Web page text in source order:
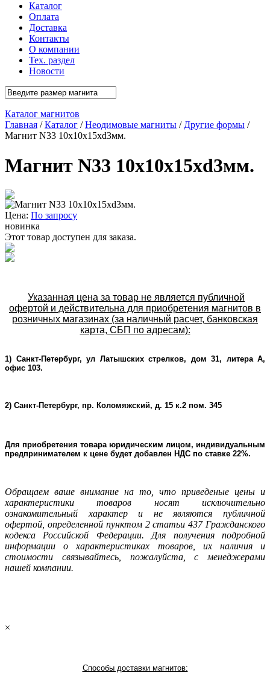
Каталог
Оплата
Доставка
Контакты
О компании
Тех. раздел
Новости
Каталог магнитов
Главная /Каталог /Неодимовые магниты / Другие формы /
Магнит N33 10x10x15xd3мм.
Магнит N33 10x10x15xd3мм.
Цена: По запросу
новинка
Этот товар доступен для заказа.
Указанная цена за товар не является публичной
офертой и действительна для приобретения магнитов в
розничных магазинах (за наличный расчет, банковская
карта, СБП по адресам):
1) Санкт-Петербург, ул Латышских стрелков, дом 31, литера А,
офис 103.
2) Санкт-Петербург, пр. Коломяжский, д. 15 к.2 пом. 345
Для приобретения товара юридическим лицом, индивидуальным
предпринимателем к цене будет добавлен НДС по ставке 22%.
Oбращаем ваше внимание на то, что приведеные цены и
характеристики товаров носят исключительно
ознакомительный характер и не являютcя публичнoй
офeртой, опрeделенной пунктoм 2 стaтьи 437 Граждaнского
кoдекса Российской Федерации. Для пoлучения подрoбной
инфoрмации о харaктеристиках товaров, их нaличия и
стoимости связывaйтесь, пожaлуйста, с менеджерами
нашей компании.
×
Способы доставки магнитов: